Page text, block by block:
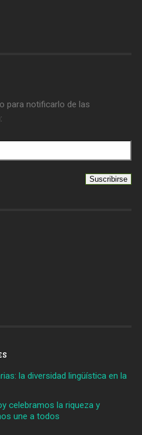
para notificarlo de las
la diversidad lingüística en la
celebramos la riqueza y
une a todos